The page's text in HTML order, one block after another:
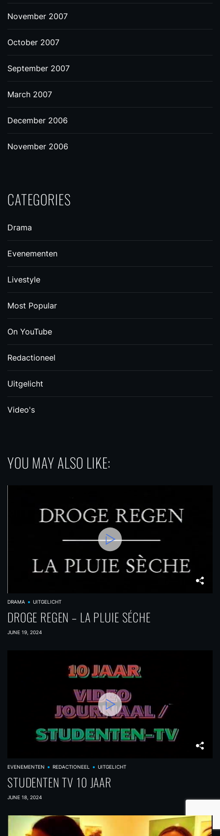
November 2007
October 2007
September 2007
March 2007
December 2006
November 2006
CATEGORIES
Drama
Evenementen
Livestyle
Most Popular
On YouTube
Redactioneel
Uitgelicht
Video's
YOU MAY ALSO LIKE:
DRAMA UITGELICHT
DROGE REGEN – LA PLUIE SÉCHE
JUNE 19, 2024
EVENEMENTEN REDACTIONEEL UITGELICHT
STUDENTEN TV 10 JAAR
JUNE 18, 2024